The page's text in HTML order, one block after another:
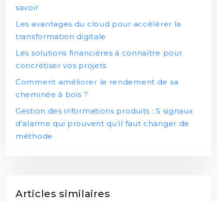
savoir
Les avantages du cloud pour accélérer la
transformation digitale
Les solutions financières à connaître pour
concrétiser vos projets
Comment améliorer le rendement de sa
cheminée à bois ?
Gestion des informations produits : 5 signaux
d’alarme qui prouvent qu’il faut changer de
méthode
Articles similaires